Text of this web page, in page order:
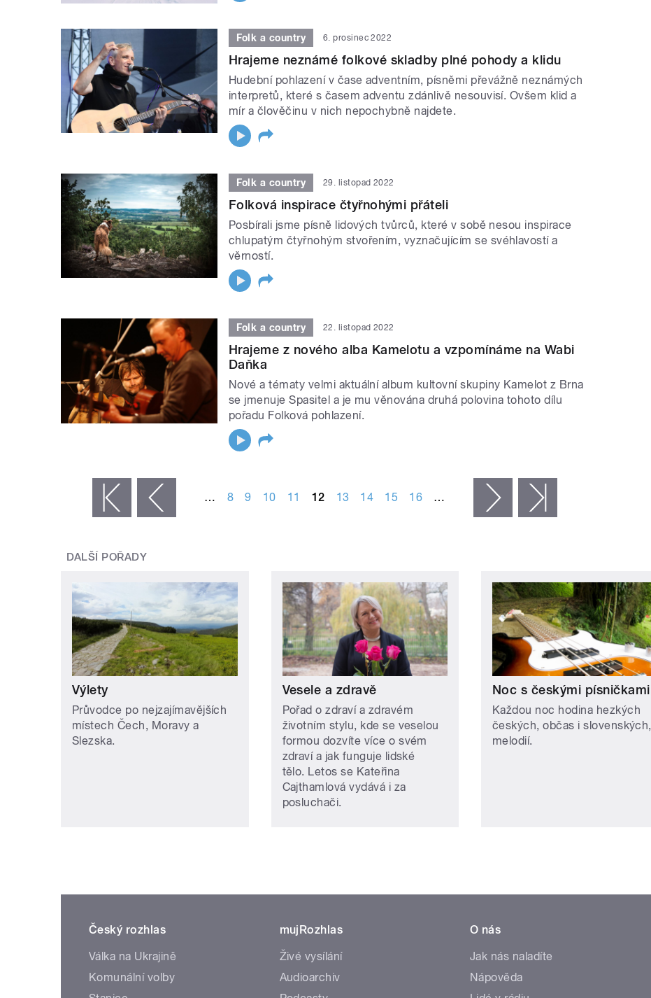
Folk a country 6. prosinec 2022
Hrajeme neznámé folkové skladby plné pohody a klidu
Hudební pohlazení v čase adventním, písněmi převážně neznámých
interpretů, které s časem adventu zdánlivě nesouvisí. Ovšem klid a
mír a člověčinu v nich nepochybně najdete.
Folk a country 29. listopad 2022
Folková inspirace čtyřnohými přáteli
Posbírali jsme písně lidových tvůrců, které v sobě nesou inspirace
chlupatým čtyřnohým stvořením, vyznačujícím se svéhlavostí a
věrností.
Folk a country 22. listopad 2022
Hrajeme z nového alba Kamelotu a vzpomínáme na Wabi
Daňka
Nové a tématy velmi aktuální album kultovní skupiny Kamelot z Brna
se jmenuje Spasitel a je mu věnována druhá polovina tohoto dílu
pořadu Folková pohlazení.
‹ předchozí … 8 9 10 11 12 13 14 15 16 … následující ›
DALŠÍ POŘADY
Výlety
Průvodce po nejzajímavějších
místech Čech, Moravy a
Slezska.
Vesele a zdravě
Pořad o zdraví a zdravém
životním stylu, kde se veselou
formou dozvíte více o svém
zdraví a jak funguje lidské
tělo. Letos se Kateřina
Cajthamlová vydává i za
posluchači.
Noc s českými písničkami
Každou noc hodina hezkých
českých, občas i slovenských,
melodií.
Český rozhlas
Válka na Ukrajině
Komunální volby
mujRozhlas
Živé vysílání
Audioarchiv
O nás
Jak nás naladíte
Nápověda